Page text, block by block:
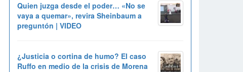
Quien juzga desde el poder… «No se
vaya a quemar», revira Sheinbaum a
preguntón | VIDEO
¿Justicia o cortina de humo? El caso
Ruffo en medio de la crisis de Morena